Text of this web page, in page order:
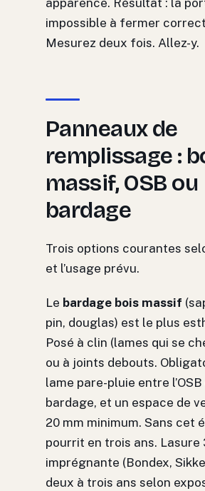
apparence. Résultat : la
impossible à fermer
Mesurez deux fois. Allez-y.
Panneaux de
remplissage :
massif, OSB ou
bardage
Trois options courantes
et l’usage prévu.
Le bardage bois massif
pin, douglas) est le plus
Posé à clin (lames qui se
ou à joints debouts.
lame pare-pluie entre
bardage, et un espace de
20 mm minimum. Sans cet
pourrit en trois ans. Lasure
imprégnante (Bondex,
deux à trois ans selon